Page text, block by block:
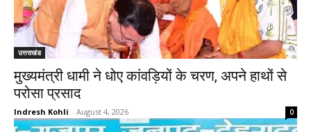
उत्तराखंड
मुख्यमंत्री धामी ने धोए कांवड़ियों के चरण, अपने हाथों से
परोसा प्रसाद
Indresh Kohli - August 4, 2026 0